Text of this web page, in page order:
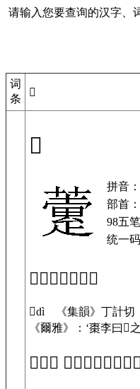
请输入您要查询的汉字、
词
条
𧁏
𧁏
拼音：
部首
98五
统一
「𧁏」基本解释
𧁏dì 《集韻》丁計切
《爾雅》：‘棗李曰𤴡
「𧁏」 在工具书中的解